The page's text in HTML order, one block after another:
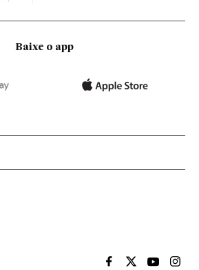
Baixe o app
EL PAÍS BRASIL EN
EL PAÍSEL PAÍS
EL